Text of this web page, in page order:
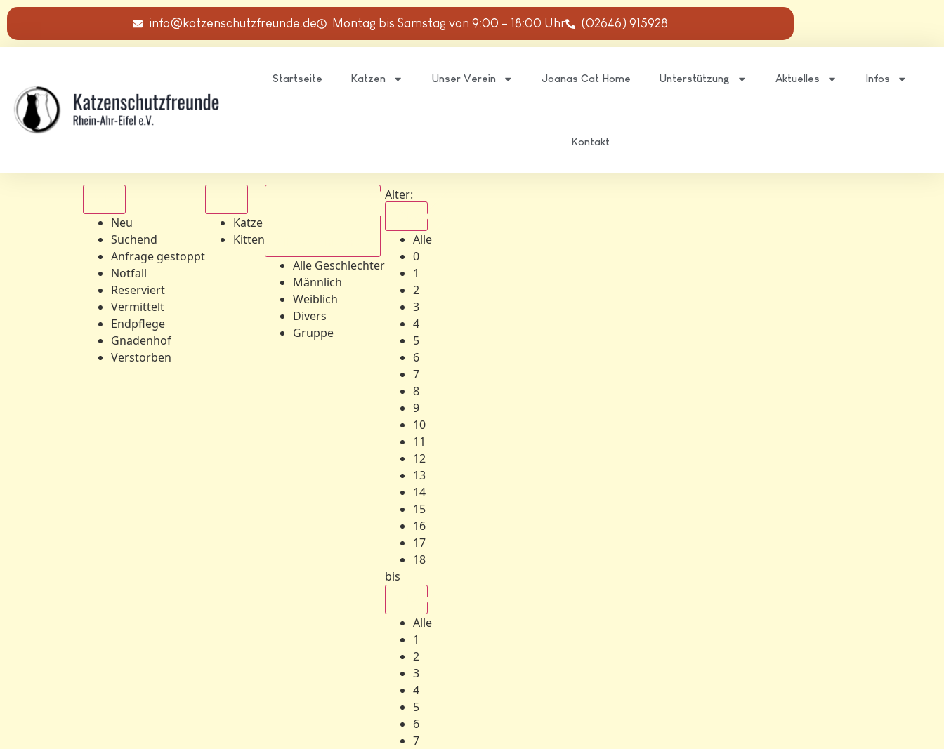
info@katzenschutzfreunde.de Montag bis Samstag von 9:00 – 18:00 Uhr (02646) 915928
Startseite Katzen Unser Verein Joanas Cat Home Unterstützung Aktuelles Infos
Kontakt
Neu
Suchend
Anfrage gestoppt
Notfall
Reserviert
Vermittelt
Endpflege
Gnadenhof
Verstorben
Katze
Kitten
Alle Geschlechter
Männlich
Weiblich
Divers
Gruppe
Alter:
Alle
0
1
2
3
4
5
6
7
8
9
10
11
12
13
14
15
16
17
18
bis
Alle
1
2
3
4
5
6
7